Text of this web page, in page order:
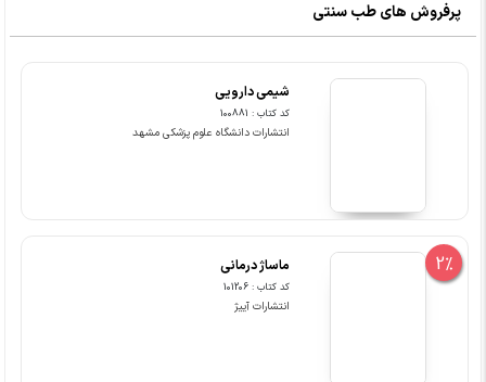
پرفروش های طب سنتی
شیمی دارویی
کد کتاب : 100881
انتشارات دانشگاه علوم پزشکی مشهد
2% ماساژ درمانی
کد کتاب : 101206
انتشارات آییژ